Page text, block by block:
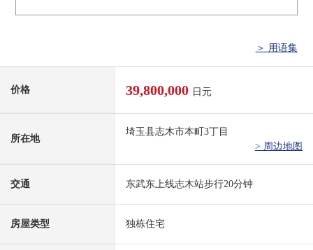
＞ 用语集
价格 39,800,000 日元
所在地
埼玉县志木市本町3丁目
> 周边地图
交通 东武东上线志木站步行20分钟
房屋类型 独栋住宅